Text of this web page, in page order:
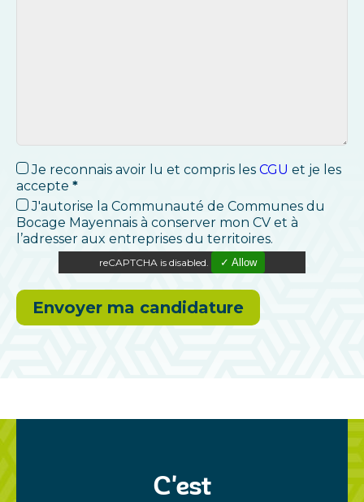
Je reconnais avoir lu et compris les CGU et je les
accepte *
J'autorise la Communauté de Communes du
Bocage Mayennais à conserver mon CV et à
l’adresser aux entreprises du territoires.
reCAPTCHA is disabled. ✓ Allow
C'est